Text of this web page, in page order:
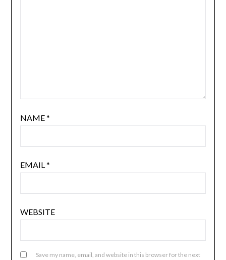
NAME*
EMAIL*
WEBSITE
Save my name, email, and website in this browser for the next